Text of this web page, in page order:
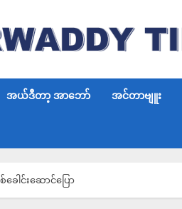
အယ်ဒီတာ့ အာဘော် အင်တာဗျူး
ေါင်းဆောင်ပြော